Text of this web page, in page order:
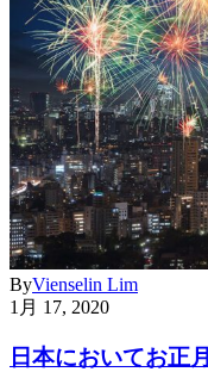
ByVienselin Lim
1月 17, 2020
日本においてお正月